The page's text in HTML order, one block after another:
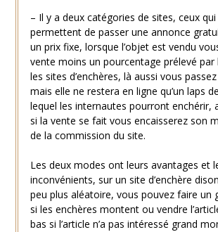
– Il y a deux catégories de sites, ceux
permettent de passer une annonce
un prix fixe, lorsque l’objet est vendu
vente moins un pourcentage prélevé par
les sites d’enchères, là aussi vous
mais elle ne restera en ligne qu’un laps
lequel les internautes pourront enchérir,
si la vente se fait vous encaisserez son
de la commission du site.
Les deux modes ont leurs avantages et
inconvénients, sur un site d’enchère
peu plus aléatoire, vous pouvez faire un
si les enchères montent ou vendre
bas si l’article n’a pas intéressé grand